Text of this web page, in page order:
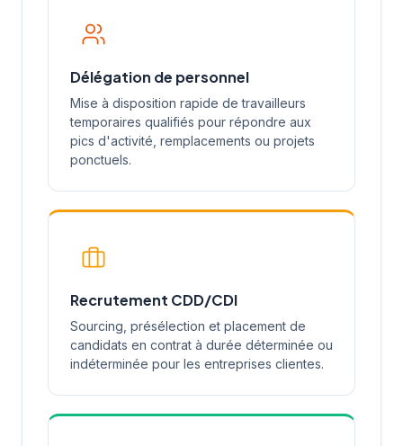
Délégation de personnel
Mise à disposition rapide de travailleurs
temporaires qualifiés pour répondre aux
pics d'activité, remplacements ou projets
ponctuels.
Recrutement CDD/CDI
Sourcing, présélection et placement de
candidats en contrat à durée déterminée ou
indéterminée pour les entreprises clientes.